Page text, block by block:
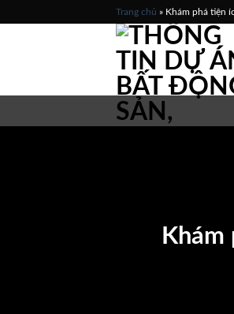
Trang chủ » Khám phá tiện